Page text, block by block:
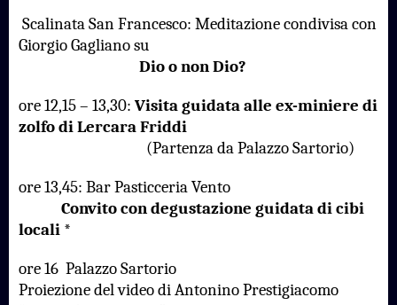
Scalinata San Francesco: Meditazione condivisa con
Giorgio Gagliano su
Dio o non Dio?
ore 12,15 – 13,30: Visita guidata alle ex-miniere di
zolfo di Lercara Friddi
(Partenza da Palazzo Sartorio)
ore 13,45: Bar Pasticceria Vento
Convito con degustazione guidata di cibi
locali *
ore 16 Palazzo Sartorio
Proiezione del video di Antonino Prestigiacomo